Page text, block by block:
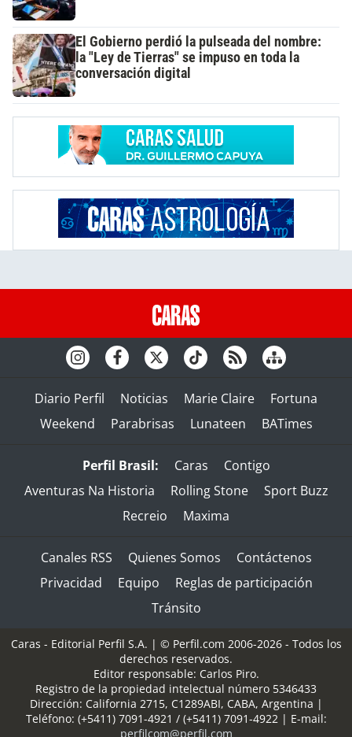
El Gobierno perdió la pulseada del nombre:
la "Ley de Tierras" se impuso en toda la
conversación digital
Diario Perfil Noticias Marie Claire
Fortuna
Weekend
Parabrisas Lunateen BATimes
Perfil Brasil: Caras
Contigo
Aventuras Na Historia
Rolling Stone
Sport Buzz
Recreio
Maxima
Canales RSS Quienes Somos
Contáctenos
Privacidad
Equipo
Reglas de participación
Tránsito
Caras - Editorial Perfil S.A. | © Perfil.com 2006-2026 - Todos los
derechos reservados.
Editor responsable: Carlos Piro.
Registro de la propiedad intelectual número 5346433
Dirección: California 2715, C1289ABI, CABA, Argentina |
Teléfono: (+5411) 7091-4921 / (+5411) 7091-4922 | E-mail:
perfilcom@perfil.com